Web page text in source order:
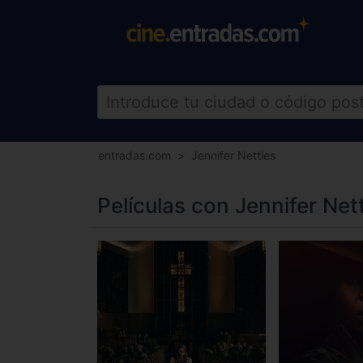
entradas.com Jennifer Nettles
Películas con Jennifer